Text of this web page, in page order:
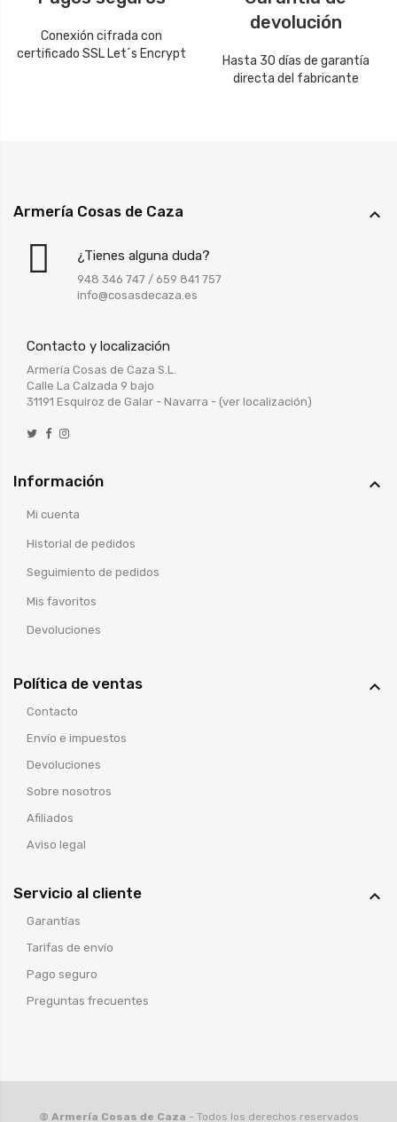
Conexión cifrada con
certificado SSL Let´s Encrypt
devolución
Hasta 30 días de garantía
directa del fabricante
Armería Cosas de Caza 
¿Tienes alguna duda?
948 346 747 / 659 841 757
info@cosasdecaza.es
Contacto y localización
Armería Cosas de Caza S.L.
Calle La Calzada 9 bajo
31191 Esquiroz de Galar - Navarra - (ver localización)
Información 
Mi cuenta
Historial de pedidos
Seguimiento de pedidos
Mis favoritos
Devoluciones
Política de ventas 
Contacto
Envío e impuestos
Devoluciones
Sobre nosotros
Afiliados
Aviso legal
Servicio al cliente 
Garantías
Tarifas de envío
Pago seguro
Preguntas frecuentes
© Armería Cosas de Caza - Todos los derechos reservados